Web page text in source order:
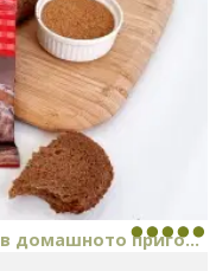
в домашното приго...